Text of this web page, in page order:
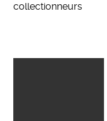
collectionneurs